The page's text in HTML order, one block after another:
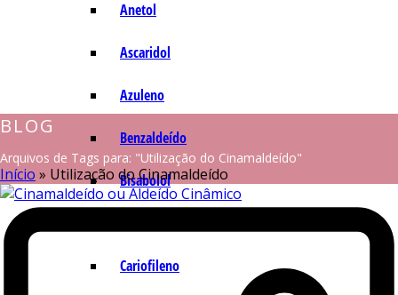
Anetol
Ascaridol
Azuleno
Benzaldeído
Bisabolol
Cariofileno
BLOG
Arquivos de Tags para: "Utilização do Cinamaldeído"
Início » Utilização do Cinamaldeído